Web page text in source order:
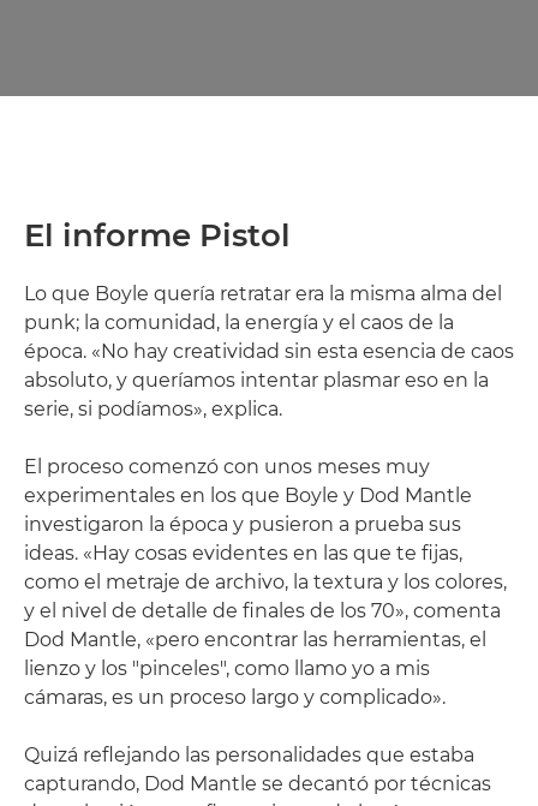
El informe Pistol
Lo que Boyle quería retratar era la misma alma del
punk; la comunidad, la energía y el caos de la
época. «No hay creatividad sin esta esencia de caos
absoluto, y queríamos intentar plasmar eso en la
serie, si podíamos», explica.
El proceso comenzó con unos meses muy
experimentales en los que Boyle y Dod Mantle
investigaron la época y pusieron a prueba sus
ideas. «Hay cosas evidentes en las que te fijas,
como el metraje de archivo, la textura y los colores,
y el nivel de detalle de finales de los 70», comenta
Dod Mantle, «pero encontrar las herramientas, el
lienzo y los "pinceles", como llamo yo a mis
cámaras, es un proceso largo y complicado».
Quizá reflejando las personalidades que estaba
capturando, Dod Mantle se decantó por técnicas